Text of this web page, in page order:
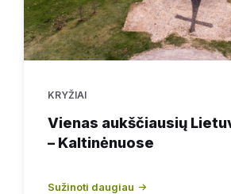
KRYŽIAI
Vienas aukščiausių
– Kaltinėnuose
Sužinoti daugiau